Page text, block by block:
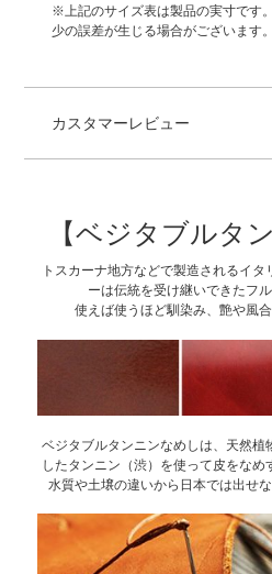
※上記のサイズ表は製品の実寸です
少の誤差が生じる場合がございます。
カスタマーレビュー
【ベジタブルタ
トスカーナ地方などで製造されるイ
ーは伝統を受け継いできたフ
使えば使うほど馴染み、艶や風
ベジタブルタンニンなめしは、天然植
したタンニン（渋）を使って皮をなめ
水質や土壌の違いから日本では出せ